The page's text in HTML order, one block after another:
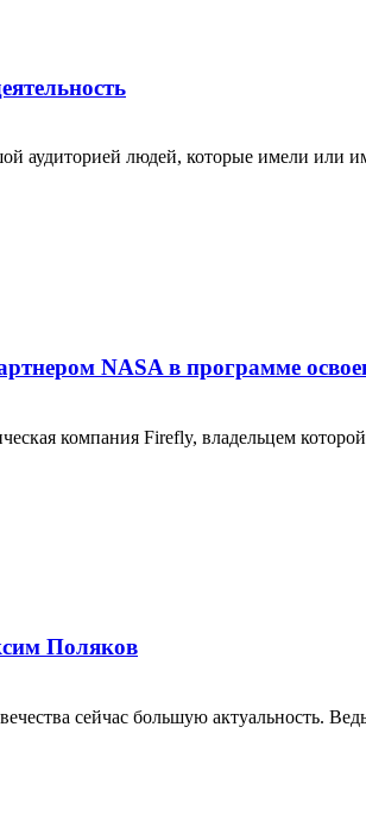
аудиторией людей, которые имели
NASA в программе
компания Firefly, владельцем
Поляков
сейчас большую актуальность.